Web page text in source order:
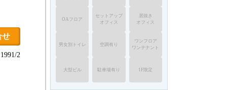
せ
2
OAフロア
セットアップ
オフィス
居抜き
オフィス
男女別トイレ 空調有り
ワンフロア
ワンテナント
大型ビル 駐車場有り 1F限定